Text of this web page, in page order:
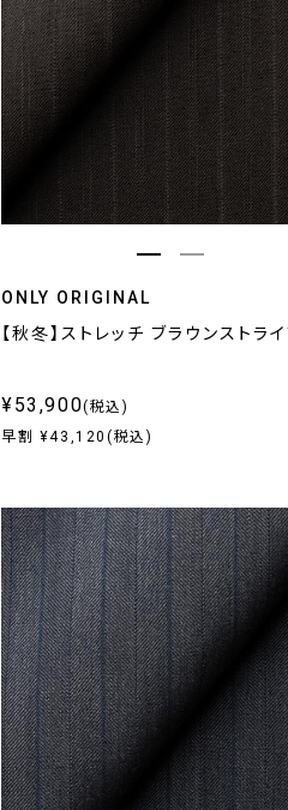
ONLY ORIGINAL
【秋冬】ストレッチ ブラウンストラ
¥53,900(税込)
早割 ¥43,120(税込)